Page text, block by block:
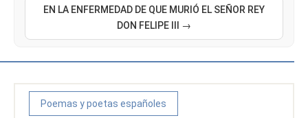
EN LA ENFERMEDAD DE QUE MURIÓ EL SEÑOR REY
DON FELIPE III →
Poemas y poetas españoles